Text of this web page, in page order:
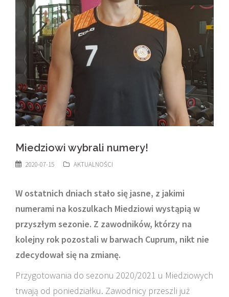
Miedziowi wybrali numery!
2020-07-15 AKTUALNOŚCI
W ostatnich dniach stało się jasne, z jakimi
numerami na koszulkach Miedziowi wystąpią w
przyszłym sezonie. Z zawodników, którzy na
kolejny rok pozostali w barwach Cuprum, nikt nie
zdecydował się na zmianę.
Przygotowania do sezonu 2020/2021 u Miedziowych
trwają od poniedziałku. Zawodnicy przeszli już